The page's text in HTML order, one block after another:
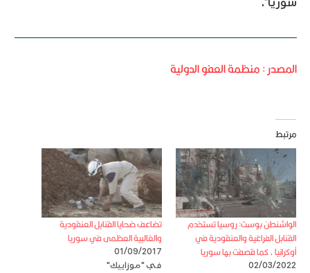
سوريا”.
المصدر : منظمة العفو الدولية
مرتبط
الواشنطن بوست: روسيا تستخدم
القنابل الفراغية والعنقودية في
أوكرانيا ، كما قصفت بها سوريا
02/03/2022
تضاعف ضحايا القنابل العنقودية
والغالبية العظمى في سوريا
01/09/2017
في "موزاييك"